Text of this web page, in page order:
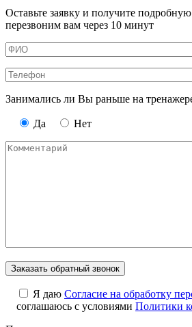
Оставьте заявку и получите
перезвоним вам через 10 минут
Занимались ли Вы раньше на
Да Нет
Я даю Cогласие на обработку
соглашаюсь с условиями Политики